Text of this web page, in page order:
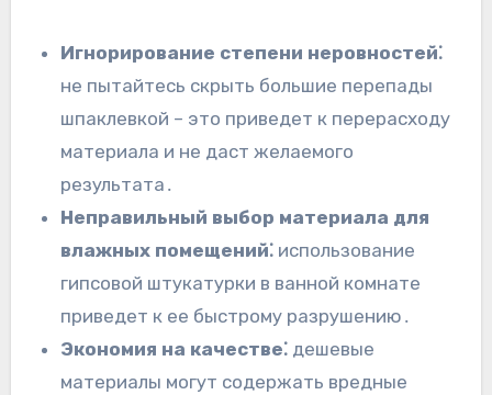
Игнорирование степени неровностей⁚
не пытайтесь скрыть большие перепады
шпаклевкой – это приведет к перерасходу
материала и не даст желаемого
результата․
Неправильный выбор материала для
влажных помещений⁚ использование
гипсовой штукатурки в ванной комнате
приведет к ее быстрому разрушению․
Экономия на качестве⁚ дешевые
материалы могут содержать вредные